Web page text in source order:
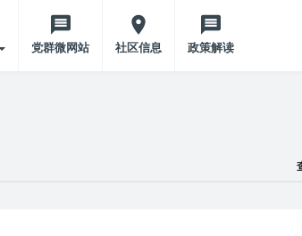
党群微网站 社区信息 政策解读